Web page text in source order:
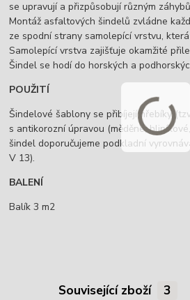
se upravují a přizpůsobují různým
Montáž asfaltových šindelů zvládne
ze spodní strany samolepící vrstvu,
Samolepící vrstva zajišťuje okamžité
Šindel se hodí do horských a
POUŽITÍ
Šindelové šablony se přibíjejí hřebíky
s antikorozní úpravou (měděné,
šindel doporučujeme podkladní
V 13).
BALENÍ
Balík 3 m2
Související zboží 3